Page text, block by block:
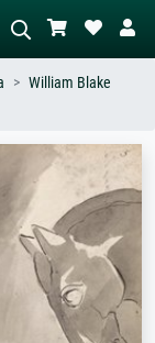
– np. zielona łąka,
ciemny olej,
akt obok drzewa.
William Blake